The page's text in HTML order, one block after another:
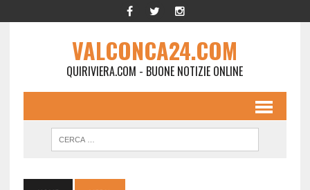
VALCONCA24.COM
QUIRIVIERA.COM - BUONE NOTIZIE ONLINE